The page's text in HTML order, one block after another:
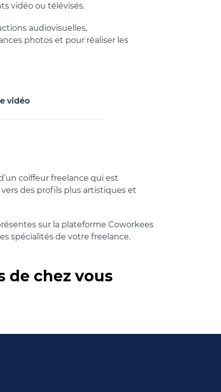
vidéo ou télévisés.
audiovisuelles,
photos et pour réaliser les
vidéo
coiffeur freelance qui est
des profils plus artistiques et
sur la plateforme Coworkees
spécialités de votre freelance.
de chez vous